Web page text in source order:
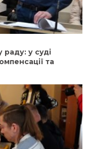
раду: у суді
та